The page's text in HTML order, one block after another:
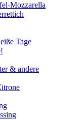
Mozzarella
Tage
& andere